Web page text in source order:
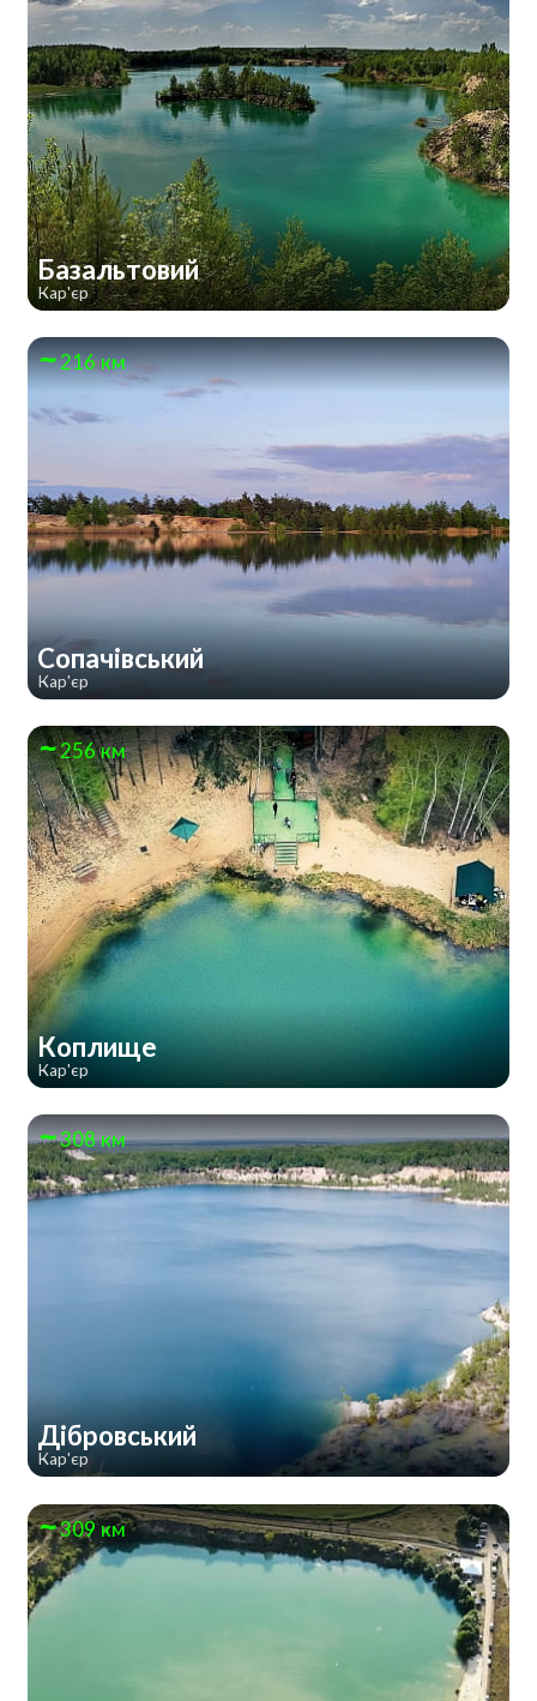
Базальтовий
Кар'єр
216 км
Сопачівський
Кар'єр
256 км
Коплище
Кар'єр
308 км
Дібровський
Кар'єр
309 км